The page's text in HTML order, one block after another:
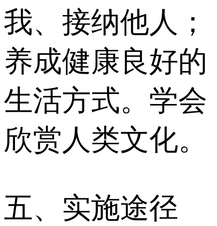
我、接纳他人；
养成健康良好的
生活方式。学会
欣赏人类文化。
五、实施途径